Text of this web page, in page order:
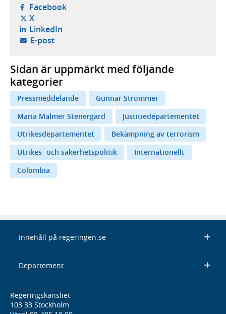
Facebook- öppnas i ny flik, extern webbplats,
X- öppnas i ny flik, extern webbplats,
LinkedIn- öppnas i ny flik, extern webbplats,
E-post- öppnar din e-postklient,
Sidan är uppmärkt med följande
kategorier
Pressmeddelande
Gunnar Strömmer
Maria Malmer Stenergard
Justitiedepartementet
Utrikesdepartementet
Bekämpning av terrorism
Utrikes- och säkerhetspolitik
Internationellt
Colombia
Innehåll på regeringen.se
Departement
Regeringskansliet
103 33 Stockholm